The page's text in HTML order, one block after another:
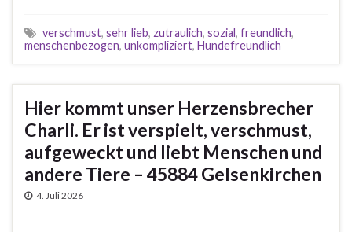
verschmust, sehr lieb, zutraulich, sozial, freundlich,
menschenbezogen, unkompliziert, Hundefreundlich
Hier kommt unser Herzensbrecher
Charli. Er ist verspielt, verschmust,
aufgeweckt und liebt Menschen und
andere Tiere – 45884 Gelsenkirchen
4. Juli 2026